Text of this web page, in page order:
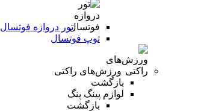
تور دروازه فوتسال
توپ فوتسال
ورزش‌های راکتی
بازگشت
لوازم پینگ پنگ
بازگشت